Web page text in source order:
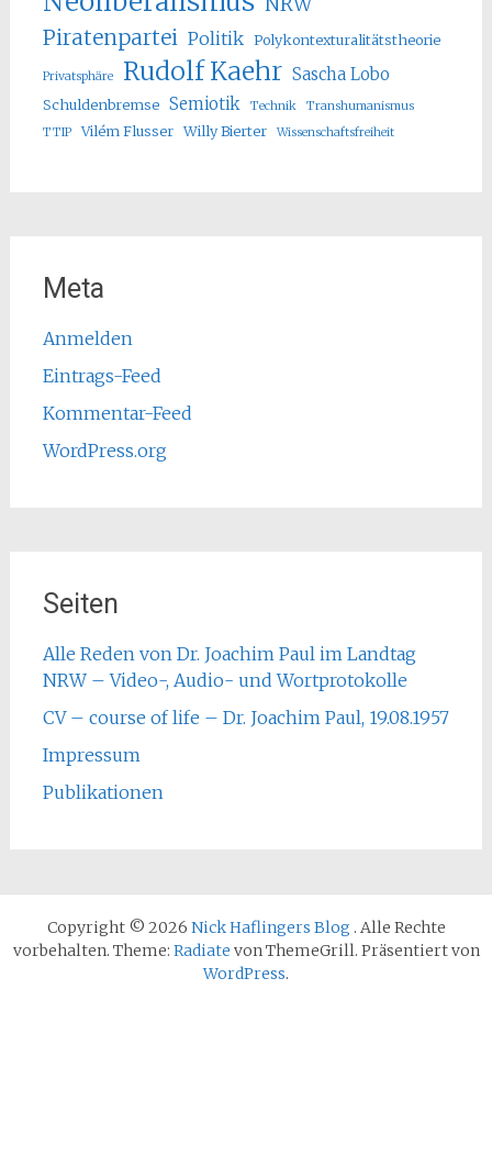
Piratenpartei Politik Polykontexturalitätstheorie
Privatsphäre Rudolf Kaehr Sascha Lobo
Schuldenbremse Semiotik Technik
Transhumanismus
TTIP
Vilém Flusser Willy Bierter Wissenschaftsfreiheit
Meta
Anmelden
Eintrags-Feed
Kommentar-Feed
WordPress.org
Seiten
Alle Reden von Dr. Joachim Paul im Landtag
NRW – Video-, Audio- und Wortprotokolle
CV – course of life – Dr. Joachim Paul, 19.08.1957
Impressum
Publikationen
Copyright © 2026 Nick Haflingers Blog . Alle Rechte
vorbehalten. Theme: Radiate von ThemeGrill. Präsentiert von
WordPress.